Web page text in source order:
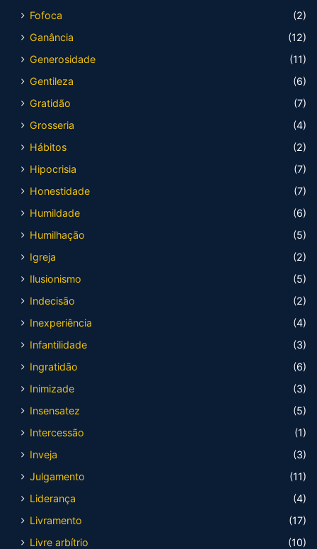
Fofoca
(2)
Ganância
(12)
Generosidade
(11)
Gentileza
(6)
Gratidão
(7)
Grosseria
(4)
Hábitos
(2)
Hipocrisia
(7)
Honestidade
(7)
Humildade
(6)
Humilhação
(5)
Igreja
(2)
Ilusionismo
(5)
Indecisão
(2)
Inexperiência
(4)
Infantilidade
(3)
Ingratidão
(6)
Inimizade
(3)
Insensatez
(5)
Intercessão
(1)
Inveja
(3)
Julgamento
(11)
Liderança
(4)
Livramento
(17)
Livre arbítrio
(10)